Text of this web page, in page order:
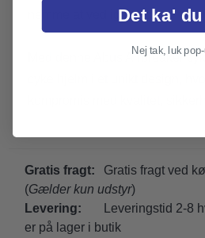
nemme at vedligeholde.
Med denne Abus Airbreaker
Gratis fragt:
Gratis fragt ved
(Gælder kun udstyr)
Levering:
Leveringstid 2-8
er på lager i butik
Det ka'
Nej tak, luk pop-